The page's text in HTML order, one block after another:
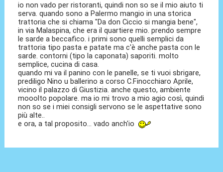
io non vado per ristoranti, quindi non so se il mio aiuto ti
serva. quando sono a Palermo mangio in una storica
trattoria che si chiama "Da don Ciccio si mangia bene",
in via Malaspina, che era il quartiere mio. prendo sempre
le sarde a beccafico. i primi sono quelli semplici da
trattoria tipo pasta e patate ma c'è anche pasta con le
sarde. contorni (tipo la caponata) saporiti. molto
semplice, cucina di casa.
quando mi va il panino con le panelle, se ti vuoi sbrigare,
prediligo Nino u ballerino a corso C.Finocchiaro Aprile,
vicino il palazzo di Giustizia. anche questo, ambiente
mooolto popolare. ma io mi trovo a mio agio così, quindi
non so se i miei consigli servono se le aspettative sono
più alte..
e ora, a tal proposito... vado anch'io